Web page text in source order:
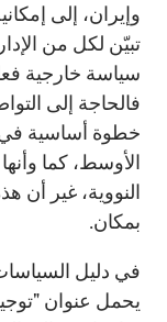
وإيران، إلى
تبيّن لكل من
سياسة خارجية
فالحاجة إلى
خطوة أساسية
الأوسط، كما
النووية، غير أن
بمكان.
في دليل
يحمل عنوان